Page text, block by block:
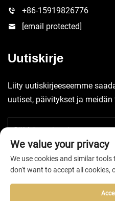
+86-15919826776
[email protected]
Uutiskirje
Liity uutiskirjeeseemme
uutiset, päivitykset ja
We value your privacy
We use cookies and similar
don't want to accept all cookies,